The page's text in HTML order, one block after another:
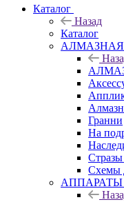
Каталог
Назад
Каталог
Гранни
На
Стразы
Схемы